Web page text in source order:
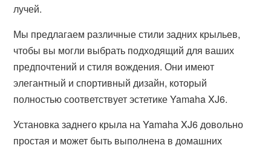
лучей.
Мы предлагаем различные стили задних крыльев,
чтобы вы могли выбрать подходящий для ваших
предпочтений и стиля вождения. Они имеют
элегантный и спортивный дизайн, который
полностью соответствует эстетике Yamaha XJ6.
Установка заднего крыла на Yamaha XJ6 довольно
простая и может быть выполнена в домашних